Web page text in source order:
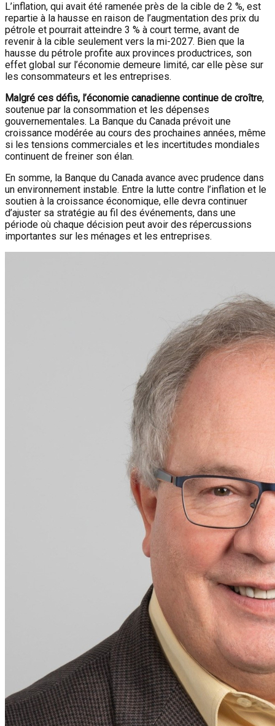
L’inflation, qui avait été ramenée près de la cible de 2 %, est
repartie à la hausse en raison de l’augmentation des prix du
pétrole et pourrait atteindre 3 % à court terme, avant de
revenir à la cible seulement vers la mi-2027. Bien que la
hausse du pétrole profite aux provinces productrices, son
effet global sur l’économie demeure limité, car elle pèse sur
les consommateurs et les entreprises.
Malgré ces défis, l’économie canadienne continue de croître,
soutenue par la consommation et les dépenses
gouvernementales. La Banque du Canada prévoit une
croissance modérée au cours des prochaines années, même
si les tensions commerciales et les incertitudes mondiales
continuent de freiner son élan.
En somme, la Banque du Canada avance avec prudence dans
un environnement instable. Entre la lutte contre l’inflation et le
soutien à la croissance économique, elle devra continuer
d’ajuster sa stratégie au fil des événements, dans une
période où chaque décision peut avoir des répercussions
importantes sur les ménages et les entreprises.